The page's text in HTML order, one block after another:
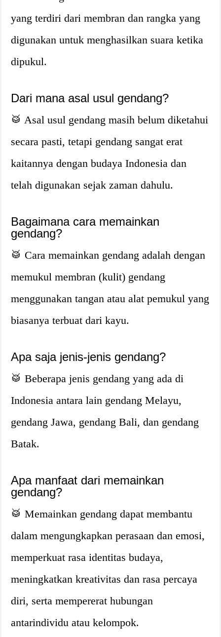
yang terdiri dari membran dan rangka yang
digunakan untuk menghasilkan suara ketika
dipukul.
Dari mana asal usul gendang?
🥁 Asal usul gendang masih belum diketahui
secara pasti, tetapi gendang sangat erat
kaitannya dengan budaya Indonesia dan
telah digunakan sejak zaman dahulu.
Bagaimana cara memainkan
gendang?
🥁 Cara memainkan gendang adalah dengan
memukul membran (kulit) gendang
menggunakan tangan atau alat pemukul yang
biasanya terbuat dari kayu.
Apa saja jenis-jenis gendang?
🥁 Beberapa jenis gendang yang ada di
Indonesia antara lain gendang Melayu,
gendang Jawa, gendang Bali, dan gendang
Batak.
Apa manfaat dari memainkan
gendang?
🥁 Memainkan gendang dapat membantu
dalam mengungkapkan perasaan dan emosi,
memperkuat rasa identitas budaya,
meningkatkan kreativitas dan rasa percaya
diri, serta mempererat hubungan
antarindividu atau kelompok.